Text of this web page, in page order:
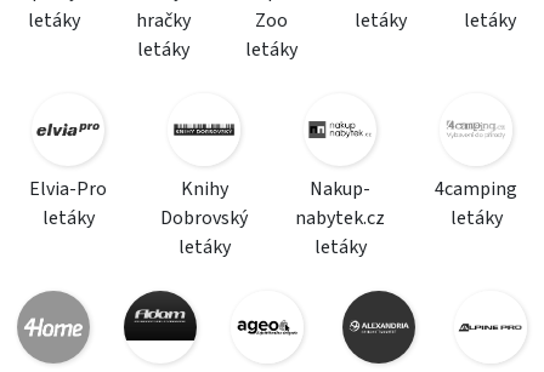
letáky
hračky
letáky
Zoo
letáky
letáky
letáky
Elvia-Pro
letáky
Knihy
Dobrovský
letáky
Nakup-
nabytek.cz
letáky
4camping
letáky